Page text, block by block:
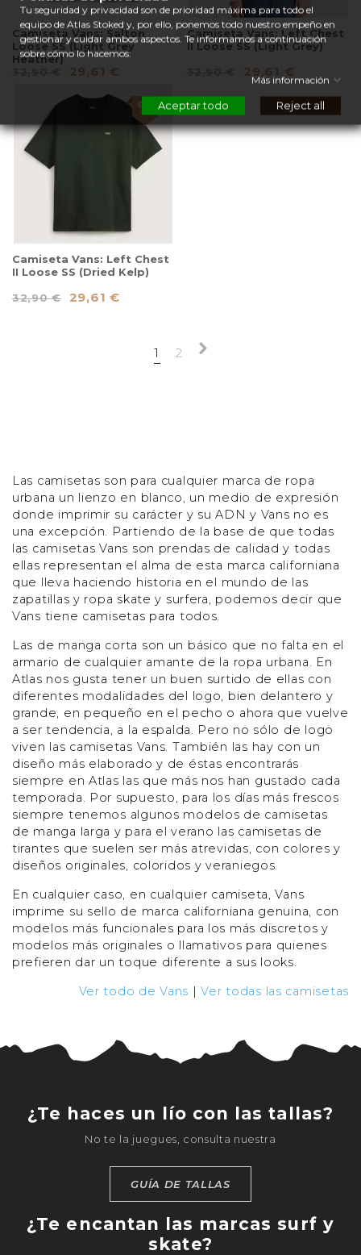
Camiseta Vans: Salton
Loose SS (Light Grey
Heather)
29,61 €
Camiseta Vans: Left Chest
II Loose SS (Light Grey)
29,61 €
Camiseta Vans: Left Chest
II Loose SS (Dried Kelp)
32,90 € 29,61 €
1 2
Las camisetas son para cualquier marca de ropa
urbana un lienzo en blanco, un medio de expresión
donde imprimir su carácter y su ADN y Vans no es
una excepción. Partiendo de la base de que todas
las camisetas Vans son prendas de calidad y todas
ellas representan el alma de esta marca californiana
que lleva haciendo historia en el mundo de las
zapatillas y ropa skate y surfera, podemos decir que
Vans tiene camisetas para todos.
Las de manga corta son un básico que no falta en el
armario de cualquier amante de la ropa urbana. En
Atlas nos gusta tener un buen surtido de ellas con
diferentes modalidades del logo, bien delantero y
grande, en pequeño en el pecho o ahora que vuelve
a ser tendencia, a la espalda. Pero no sólo de logo
viven las camisetas Vans. También las hay con un
diseño más elaborado y de éstas encontrarás
siempre en Atlas las que más nos han gustado cada
temporada. Por supuesto, para los días más frescos
siempre tenemos algunos modelos de camisetas
de manga larga y para el verano las camisetas de
tirantes que suelen ser más atrevidas, con colores y
diseños originales, coloridos y veraniegos.
En cualquier caso, en cualquier camiseta, Vans
imprime su sello de marca californiana genuina, con
modelos más funcionales para los más discretos y
modelos más originales o llamativos para quienes
prefieren dar un toque diferente a sus looks.
Ver todo de Vans |Ver todas las camisetas
¿Te haces un lío con las tallas?
No te la juegues, consulta nuestra
GUÍA DE TALLAS
¿Te encantan las marcas surf y
skate?
Tu seguridad y privacidad son de prioridad máxima para todo el
equipo de Atlas Stoked y, por ello, ponemos todo nuestro empeño en
gestionar y cuidar ambos aspectos. Te informamos a continuación
sobre cómo lo hacemos:
Más información
Aceptar todo Reject all